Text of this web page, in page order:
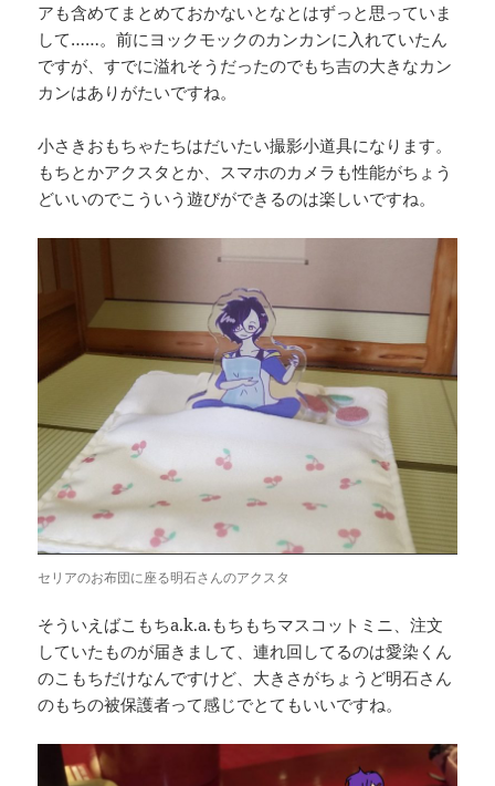
アも含めてまとめておかないとなとはずっと思っていま
して……。前にヨックモックのカンカンに入れていたん
ですが、すでに溢れそうだったのでもち吉の大きなカン
カンはありがたいですね。
小さきおもちゃたちはだいたい撮影小道具になります。
もちとかアクスタとか、スマホのカメラも性能がちょう
どいいのでこういう遊びができるのは楽しいですね。
セリアのお布団に座る明石さんのアクスタ
そういえばこもちa.k.a.もちもちマスコットミニ、注文
していたものが届きまして、連れ回してるのは愛染くん
のこもちだけなんですけど、大きさがちょうど明石さん
のもちの被保護者って感じでとてもいいですね。